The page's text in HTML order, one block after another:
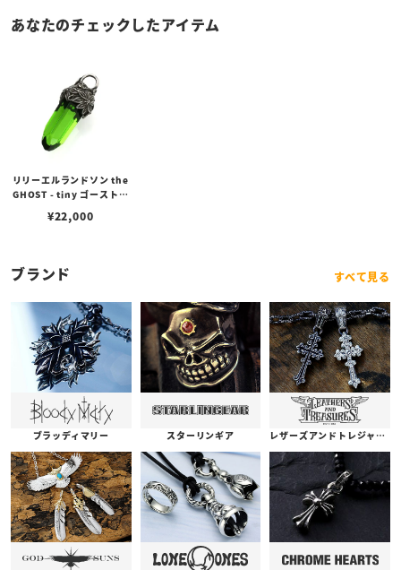
あなたのチェックしたアイテム
リリーエルランドソン the
GHOST - tiny ゴーストタ
ン（トップのみ）
¥22,000
ブランド すべて見る
ブラッディマリー スターリンギア レザーズアンドトレジャーズ